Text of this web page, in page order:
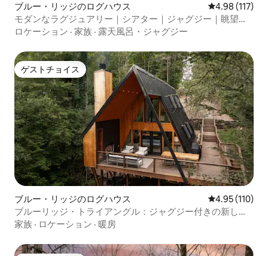
ブルー・リッジのログハウス レビュー117
4.98 (117)
モダンなラグジュアリー｜シアター｜ジャグジー｜眺望｜
静か
ロケーション · 家族 · 露天風呂・ジャグジー
ゲストチョイス
ゲストチョイス
ブルー・リッジのログハウス レビュー110
4.95 (110)
ブルーリッジ・トライアングル：ジャグジー付きの新しい
Aフレーム
家族 · ロケーション · 暖房